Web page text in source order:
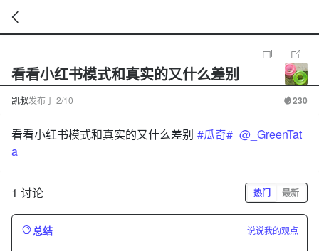
看看小红书模式和真实的又什么差别
凯叔发布于2/10 230
看看小红书模式和真实的又什么差别 #瓜奇# @_GreenTat
a
1 讨论 热门 最新
总结 说说我的观点